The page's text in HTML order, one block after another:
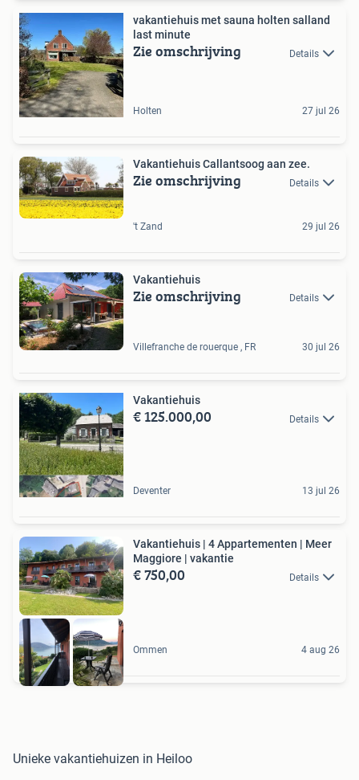
vakantiehuis met sauna holten salland
last minute
Zie omschrijving Details
Holten 27 jul 26
Vakantiehuis Callantsoog aan zee.
Zie omschrijving Details
't Zand 29 jul 26
Vakantiehuis
Zie omschrijving Details
Villefranche de rouerque , FR 30 jul 26
Vakantiehuis
€ 125.000,00 Details
Deventer 13 jul 26
Vakantiehuis | 4 Appartementen | Meer
Maggiore | vakantie
€ 750,00 Details
Ommen 4 aug 26
Unieke vakantiehuizen in Heiloo